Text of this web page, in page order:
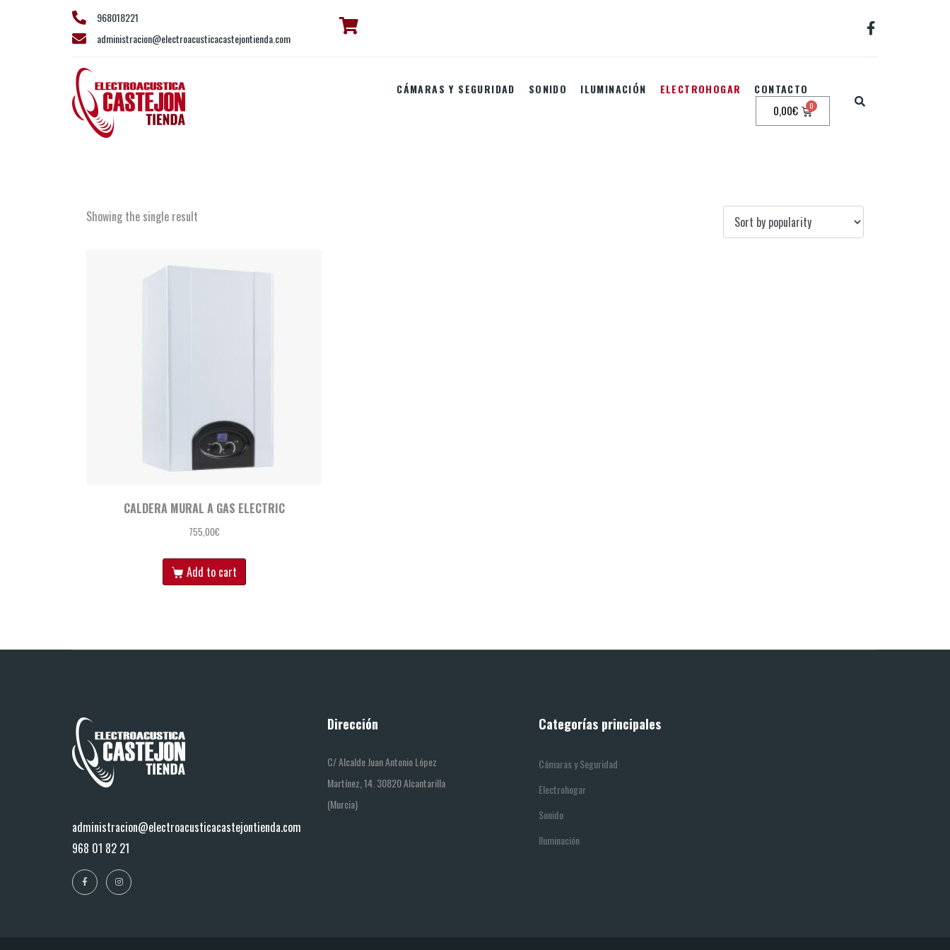
968018221
administracion@electroacusticacastejontienda.com
CÁMARAS Y SEGURIDAD SONIDO ILUMINACIÓN ELECTROHOGAR CONTACTO
0,00€
Showing the single result
CALDERA MURAL A GAS ELECTRIC
755,00€
Add to cart
administracion@electroacusticacastejontienda.com
968 01 82 21
Dirección
C/ Alcalde Juan Antonio López
Martínez, 14. 30820 Alcantarilla
(Murcia)
Categorías principales
Cámaras y Seguridad
Electrohogar
Sonido
Iluminación